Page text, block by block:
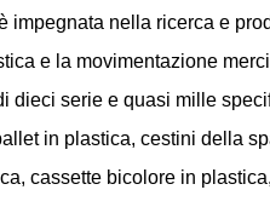
impegnata nella ricerca e
e la movimentazione
dieci serie e quasi mille
in plastica, cestini della
cassette bicolore in